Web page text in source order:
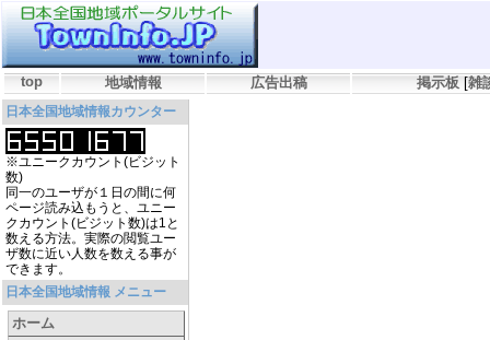
top 地域情報 広告出稿 掲示板 [雑
日本全国地域情報カウンター
※ユニークカウント(ビジット
数)
同一のユーザが１日の間に何
ページ読み込もうと、ユニー
クカウント(ビジット数)は1と
数える方法。実際の閲覧ユー
ザ数に近い人数を数える事が
できます。
日本全国地域情報 メニュー
ホーム